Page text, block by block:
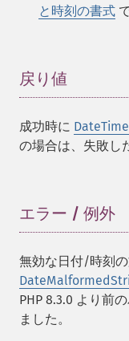
と時刻の書式
戻り値
成功時に
の場合は、失敗し
エラー / 例外
無効な日付/時刻の
PHP 8.3.0 より前
ました。